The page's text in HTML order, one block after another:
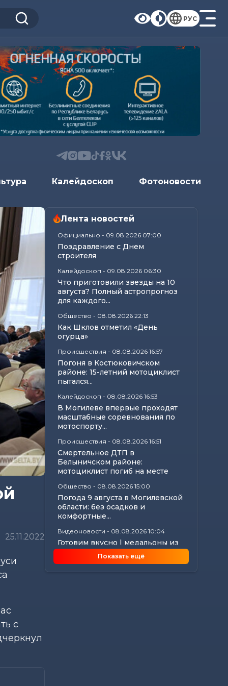
РУС
Калейдоскоп Фотоновости
25.11.2022
с
Лента новостей
Официально - 09.08.2026 07:00
Поздравление с Днем
строителя
Калейдоскоп - 09.08.2026 06:30
Что приготовили звезды на 10
августа? Полный астропрогноз
для каждого...
Общество - 08.08.2026 22:13
Как Шклов отметил «День
огурца»
Происшествия - 08.08.2026 16:57
Погоня в Костюковичском
районе: 15-летний мотоциклист
пытался...
Калейдоскоп - 08.08.2026 16:53
В Могилеве впервые проходят
масштабные соревнования по
мотоспорту...
Происшествия - 08.08.2026 16:51
Смертельное ДТП в
Белыничском районе:
мотоциклист погиб на месте
Общество - 08.08.2026 15:00
Погода 9 августа в Могилевской
области: без осадков и
комфортные...
Видеоновости - 08.08.2026 10:04
Готовим вкусно | медальоны из
говядины, салат с баклажанами,
заливной...
Показать ещё